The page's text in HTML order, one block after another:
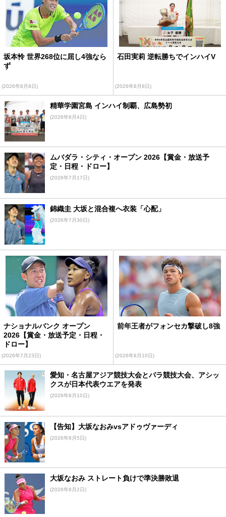
坂本怜 世界268位に屈し4強なら
ず
(2026年8月8日)
石田実莉 逆転勝ちでインハイV
(2026年8月8日)
精華学園宮島 インハイ制覇、広島勢初
(2026年8月4日)
ムバダラ・シティ・オープン 2026【賞金・放送予
定・日程・ドロー】
(2026年7月17日)
錦織圭 大坂と混合複へ衣装「心配」
(2026年7月30日)
ナショナルバンク オープン
2026【賞金・放送予定・日程・
ドロー】
(2026年7月23日)
前年王者がフォンセカ撃破し8強
(2026年8月10日)
愛知・名古屋アジア競技大会とパラ競技大会、アシッ
クスが日本代表ウエアを発表
(2026年8月10日)
【告知】大坂なおみvsアドゥヴァーディ
(2026年8月5日)
大坂なおみ ストレート負けで準決勝敗退
(2026年8月2日)